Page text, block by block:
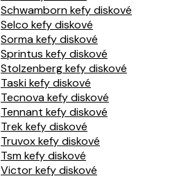
Schwamborn kefy diskové
Selco kefy diskové
Sorma kefy diskové
Sprintus kefy diskové
Stolzenberg kefy diskové
Taski kefy diskové
Tecnova kefy diskové
Tennant kefy diskové
Trek kefy diskové
Truvox kefy diskové
Tsm kefy diskové
Victor kefy diskové